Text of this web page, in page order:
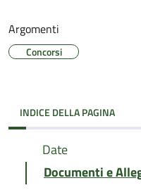
Argomenti
Concorsi
INDICE DELLA PAGINA
Date
Documenti e